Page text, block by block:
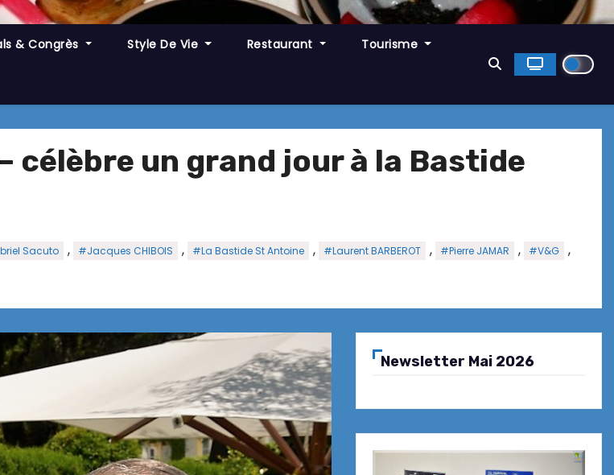
& Congrès Style De Vie Restaurant Tourisme
célèbre un grand jour à la Bastide
Sacuto , #Jacques CHIBOIS , #La Bastide St Antoine , #Laurent BARBEROT , #Pierre JAMAR , #V&G ,
Newsletter Mai 2026